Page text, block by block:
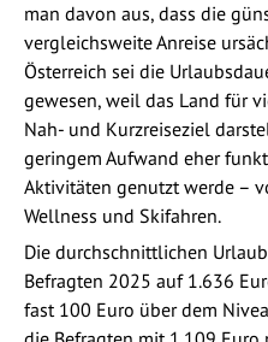
man davon aus, dass die
vergleichsweite Anreise
Österreich sei die
gewesen, weil das Land für
Nah- und Kurzreiseziel
geringem Aufwand eher
Aktivitäten genutzt werde –
Wellness und Skifahren.
Die durchschnittlichen
Befragten 2025 auf 1.636
fast 100 Euro über dem